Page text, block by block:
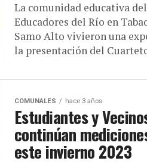
La comunidad educativa
Educadores del Río en
Samo Alto vivieron una
la presentación del
COMUNALES hace 3 años
Estudiantes y
continúan
este invierno 2023